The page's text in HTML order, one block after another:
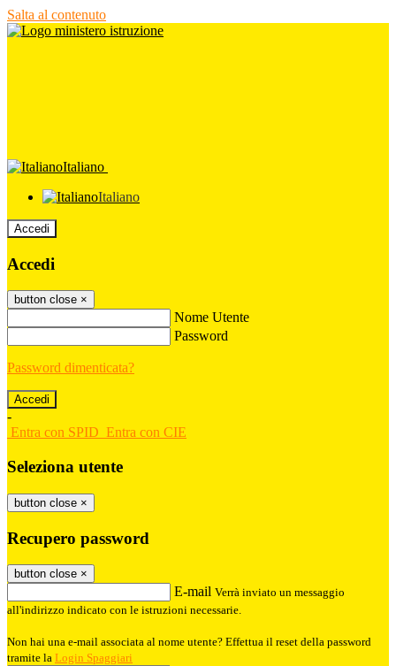
Salta al contenuto
Italiano
Italiano
Accedi
Accedi
button close ×
Nome Utente
Password
Password dimenticata?
-
Entra con SPID Entra con CIE
Seleziona utente
button close ×
Recupero password
button close ×
E-mail Verrà inviato un messaggio
all'indirizzo indicato con le istruzioni necessarie.
Non hai una e-mail associata al nome utente? Effettua il reset della password
tramite la Login Spaggiari